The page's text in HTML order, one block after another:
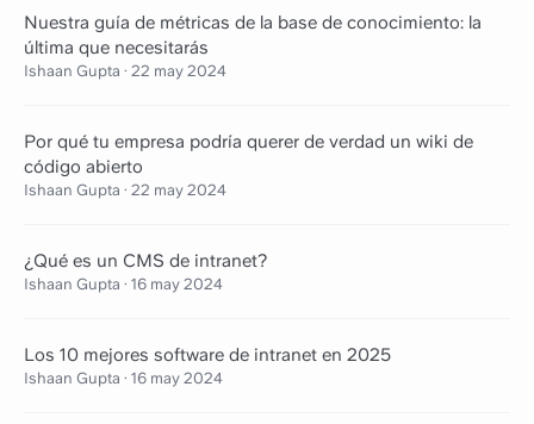
Nuestra guía de métricas de la base de conocimiento: la
última que necesitarás
Ishaan Gupta · 22 may 2024
Por qué tu empresa podría querer de verdad un wiki de
código abierto
Ishaan Gupta · 22 may 2024
¿Qué es un CMS de intranet?
Ishaan Gupta · 16 may 2024
Los 10 mejores software de intranet en 2025
Ishaan Gupta · 16 may 2024